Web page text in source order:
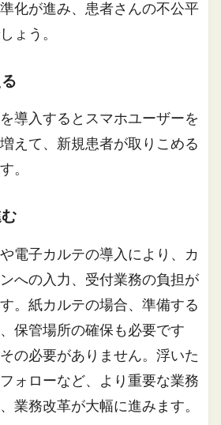
化が進み、患者さんの不公平
ょう。
導入するとスマホユーザーを
えて、新規患者が取りこめる
。
電子カルテの導入により、カ
への入力、受付業務の負担が
。紙カルテの場合、準備する
保管場所の確保も必要です
の必要がありません。浮いた
ォローなど、より重要な業務
業務改革が大幅に進みます。